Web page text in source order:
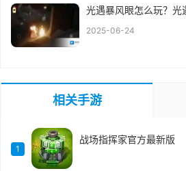
光遇暴风眼怎么玩？光
2025-06-24
相关手游
1
战场指挥家官方最新版